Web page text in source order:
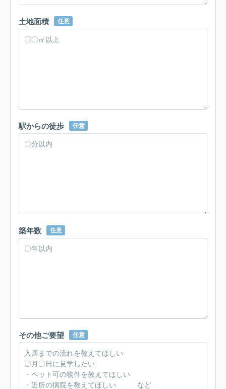
土地面積 任意
駅からの徒歩 任意
築年数 任意
その他ご要望 任意